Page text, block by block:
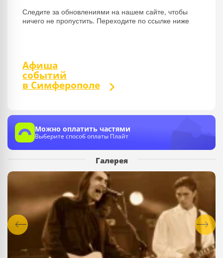
Следите за обновлениями на нашем сайте, чтобы
ничего не пропустить. Переходите по ссылке ниже
Афиша
событий
в Симферополе
Можно оплатить частями
Выберите способ оплаты Плайт
Галерея